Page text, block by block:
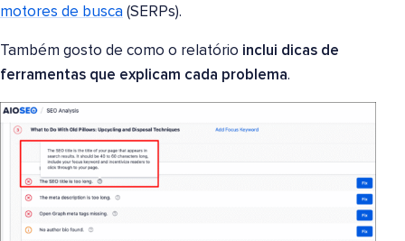
motores de busca (SERPs).
Também gosto de como o relatório inclui dicas de
ferramentas que explicam cada problema.